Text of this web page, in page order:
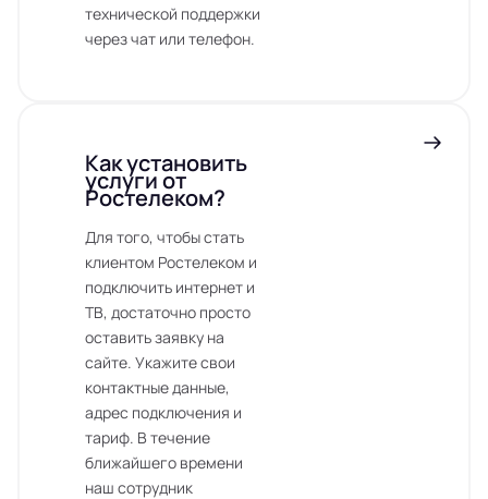
технической поддержки
через чат или телефон.
Как установить
услуги от
Ростелеком?
Для того, чтобы стать
клиентом Ростелеком и
подключить интернет и
ТВ, достаточно просто
оставить заявку на
сайте. Укажите свои
контактные данные,
адрес подключения и
тариф. В течение
ближайшего времени
наш сотрудник